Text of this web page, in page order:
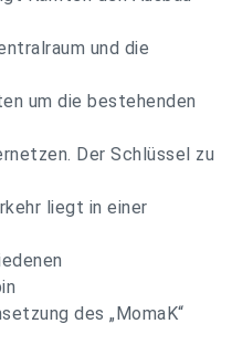
und die
um die bestehenden
Der Schlüssel zu
liegt in einer
des „MomaK“